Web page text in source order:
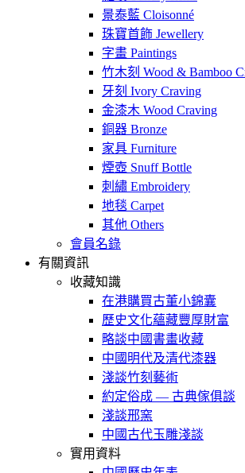
景泰藍 Cloisonné
珠寶首飾 Jewellery
字畫 Paintings
竹木刻 Wood & Bamboo
牙刻 Ivory Craving
金漆木 Wood Craving
銅器 Bronze
家具 Furniture
煙壺 Snuff Bottle
刺繡 Embroidery
地毯 Carpet
其他 Others
會員名錄
有關資訊
收藏知識
在港購買古董小錦囊
歷史文化蘊藏豐厚財富
略談中國書畫收藏
中國明代及清代漆器
淺談竹刻藝術
約定俗成 — 古典傢俱談
淺談邢窯
中國古代玉雕淺談
實用資料